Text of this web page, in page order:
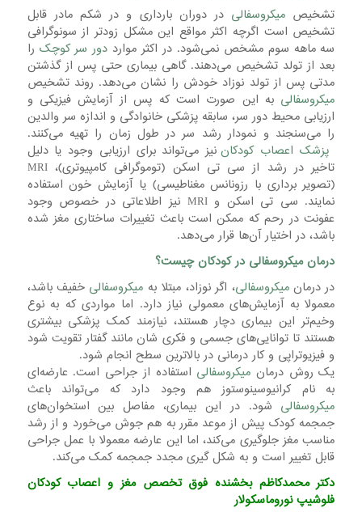
تشخیص میکروسفالی در دوران بارداری و در شکم مادر قابل
تشخیص است اگرچه اکثر مواقع این مشکل زودتر از سونوگرافی
سه ماهه سوم مشخص نمی‌شود. در اکثر موارد دور سر کوچک را
بعد از تولد تشخیص می‌دهند. گاهی بیماری حتی پس از گذشتن
مدتی پس از تولد نوزاد خودش را نشان می‌دهد. روند تشخیص
میکروسفالی به این صورت است که پس از آزمایش فیزیکی و
ارزیابی محیط دور سر، سابقه پزشکی خانوادگی و اندازه سر والدین
را می‌سنجند و نمودار رشد سر در طول زمان را تهیه می‌کنند.
پزشک اعصاب کودکاننیز می‌تواند برای ارزیابی وجود یا دلیل
تاخیر در رشد از سی تی اسکن (توموگرافی کامپیوتری)، MRI
(تصویر برداری با رزونانس مغناطیسی) یا آزمایش خون استفاده
نمایند. سی تی اسکن و MRI نیز اطلاعاتی در خصوص وجود
عفونت در رحم که ممکن است باعث تغییرات ساختاری مغز شده
باشد، در اختیار آن‌ها قرار می‌دهد.
درمان میکروسفالی در کودکان چیست؟
در درمانمیکروسفالی، اگر نوزاد، مبتلا به میکروسفالی خفیف باشد،
معمولا به آزمایش‌های معمولی نیاز دارد. اما مواردی که به نوع
وخیم‌تر این بیماری دچار هستند، نیازمند کمک پزشکی بیشتری
هستند تا توانایی‌های جسمی و فکری شان مانند گفتار تقویت شود
و فیزیوتراپی و کار درمانی در بالا‌ترین سطح انجام شود.
یک روش درمان میکروسفالی استفاده از جراحی است. عارضه‌ای
به نام کرانیوسینوستوز هم وجود دارد که می‌تواند باعث
میکروسفالی شود. در این بیماری، مفاصل بین استخوان‌های
جمجمه کودک پیش از موعد مقرر به هم جوش می‌خورد و از رشد
مناسب مغز جلوگیری می‌کند، اما این عارضه معمولا با عمل جراحی
قابل تغییر است و به شکل گیری مجدد جمجمه کمک می‌کند.
دکتر محمدکاظم بخشنده فوق تخصص مغز و اعصاب کودکان
فلوشیپ نوروماسکولار